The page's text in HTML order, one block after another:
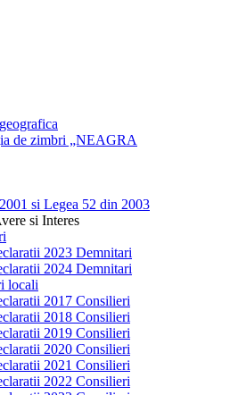
de zimbri „NEAGRA
si Legea 52 din 2003
si Interes
2023 Demnitari
2024 Demnitari
locali
2017 Consilieri
2018 Consilieri
2019 Consilieri
2020 Consilieri
2021 Consilieri
2022 Consilieri